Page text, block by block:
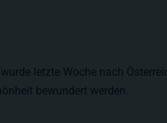
letzte Woche nach
bewundert werden.